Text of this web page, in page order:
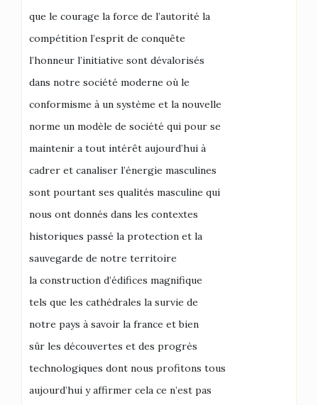
que le courage la force de l’autorité la
compétition l’esprit de conquête
l’honneur l’initiative sont dévalorisés
dans notre société moderne où le
conformisme à un système et la nouvelle
norme un modèle de société qui pour se
maintenir a tout intérêt aujourd’hui à
cadrer et canaliser l’énergie masculines
sont pourtant ses qualités masculine qui
nous ont donnés dans les contextes
historiques passé la protection et la
sauvegarde de notre territoire
la construction d’édifices magnifique
tels que les cathédrales la survie de
notre pays à savoir la france et bien
sûr les découvertes et des progrès
technologiques dont nous profitons tous
aujourd’hui y affirmer cela ce n’est pas